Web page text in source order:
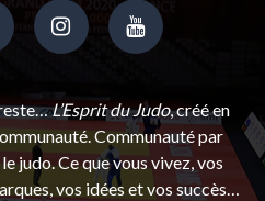
L’Esprit du Judo, créé en
Communauté par
judo. Ce que vous vivez, vos
vos idées et vos succès…